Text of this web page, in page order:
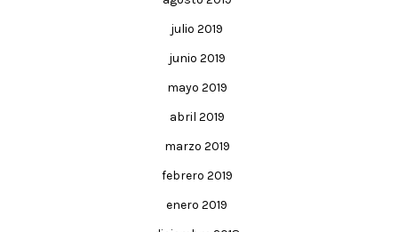
julio 2019
junio 2019
mayo 2019
abril 2019
marzo 2019
febrero 2019
enero 2019